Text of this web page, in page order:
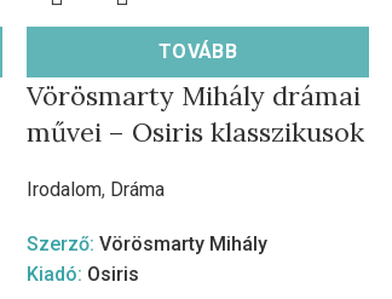
TOVÁBB
Vörösmarty Mihály drámai
művei – Osiris klasszikusok
Irodalom, Dráma
Szerző: Vörösmarty Mihály
Kiadó: Osiris